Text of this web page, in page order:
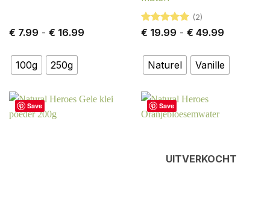
€ 7.99 - € 16.99Prijsklasse:
100g 250g
Gewaardeerd
(2)
€ 19.99 - € 49.99
€ 49.99
Naturel Vanille
Save Save
UITVERKOCHT